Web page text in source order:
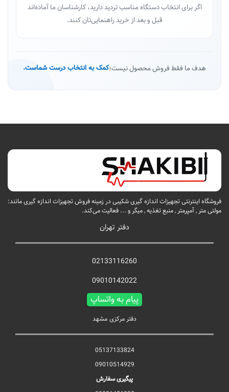
اگر برای انتخاب دستگاه مناسب تردید دارید، کارشناسان ما آماده‌اند
قبل و بعد از خرید راهنمایی‌تان کنند.
هدف ما فقط فروش محصول نیست؛کمک به انتخاب درست شماست.
فروشگاه اینترنتی تجهیزات اندازه گیری شکیبی در زمینه فروش تجهیزات اندازه گیری مانند:
مولتی متر , آمپرمتر , منبع تغذیه , میگر و ... فعالیت می‌کند.
دفتر تهران
02133116260
09010142022
پیام به واتساپ
دفتر مرکزی مشهد
05137133824
09010514929
پیگیری سفارش